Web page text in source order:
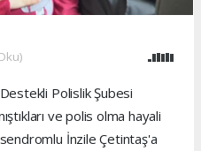
Polislik Şubesi
ve polis olma hayali
İnzile Çetintaş'a